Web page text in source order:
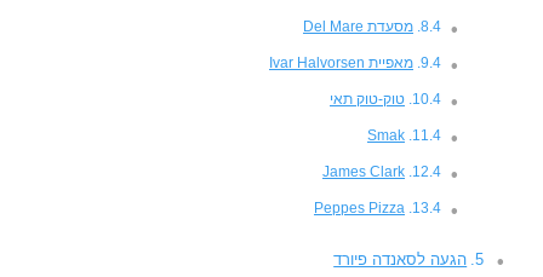
מסעדת Del Mare
מאפיית Ivar Halvorsen
טוק-טוק תאי
Smak
James Clark
Peppes Pizza
הגעה לסאנדה פיורד